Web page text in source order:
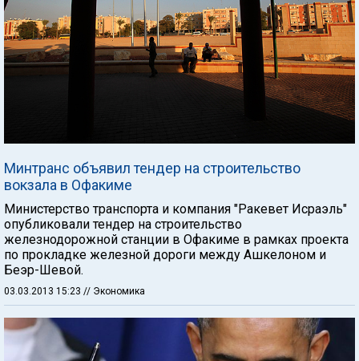
Минтранс объявил тендер на строительство
вокзала в Офакиме
Министерство транспорта и компания "Ракевет Исраэль"
опубликовали тендер на строительство
железнодорожной станции в Офакиме в рамках проекта
по прокладке железной дороги между Ашкелоном и
Беэр-Шевой.
03.03.2013 15:23 // Экономика